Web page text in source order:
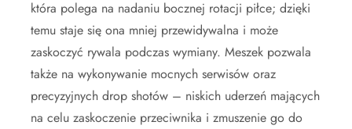
która polega na nadaniu bocznej rotacji piłce; dzięki
temu staje się ona mniej przewidywalna i może
zaskoczyć rywala podczas wymiany. Meszek pozwala
także na wykonywanie mocnych serwisów oraz
precyzyjnych drop shotów – niskich uderzeń mających
na celu zaskoczenie przeciwnika i zmuszenie go do